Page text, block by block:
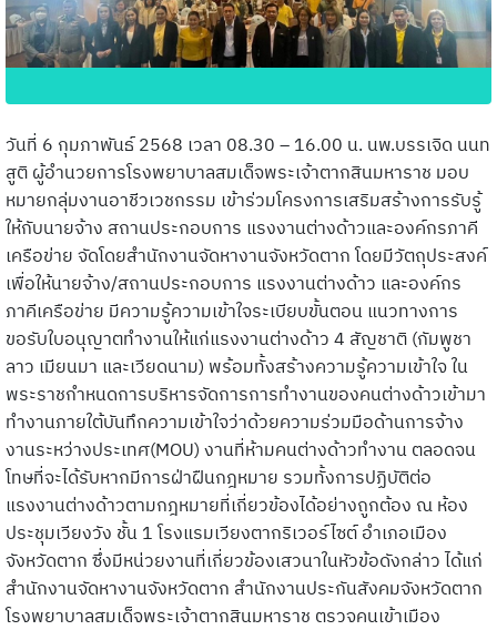
วันที่ 6 กุมภาพันธ์ 2568 เวลา 08.30 – 16.00 น. นพ.บรรเจิด นนท
สูติ ผู้อำนวยการโรงพยาบาลสมเด็จพระเจ้าตากสินมหาราช มอบ
หมายกลุ่มงานอาชีวเวชกรรม เข้าร่วมโครงการเสริมสร้างการรับรู้
ให้กับนายจ้าง สถานประกอบการ แรงงานต่างด้าวและองค์กรภาคี
เครือข่าย จัดโดยสำนักงานจัดหางานจังหวัดตาก โดยมีวัตถุประสงค์
เพื่อให้นายจ้าง/สถานประกอบการ แรงงานต่างด้าว และองค์กร
ภาคีเครือข่าย มีความรู้ความเข้าใจระเบียบขั้นตอน แนวทางการ
ขอรับใบอนุญาตทำงานให้แก่แรงงานต่างด้าว 4 สัญชาติ (กัมพูชา
ลาว เมียนมา และเวียดนาม) พร้อมทั้งสร้างความรู้ความเข้าใจ ใน
พระราชกำหนดการบริหารจัดการการทำงานของคนต่างด้าวเข้ามา
ทำงานภายใต้บันทึกความเข้าใจว่าด้วยความร่วมมือด้านการจ้าง
งานระหว่างประเทศ(MOU) งานที่ห้ามคนต่างด้าวทำงาน ตลอดจน
โทษที่จะได้รับหากมีการฝ่าฝืนกฎหมาย รวมทั้งการปฏิบัติต่อ
แรงงานต่างด้าวตามกฎหมายที่เกี่ยวข้องได้อย่างถูกต้อง ณ ห้อง
ประชุมเวียงวัง ชั้น 1 โรงแรมเวียงตากริเวอร์ไซต์ อำเภอเมือง
จังหวัดตาก ซึ่งมีหน่วยงานที่เกี่ยวข้องเสวนาในหัวข้อดังกล่าว ได้แก่
สำนักงานจัดหางานจังหวัดตาก สำนักงานประกันสังคมจังหวัดตาก
โรงพยาบาลสมเด็จพระเจ้าตากสินมหาราช ตรวจคนเข้าเมือง